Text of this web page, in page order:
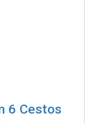
6 Cestos